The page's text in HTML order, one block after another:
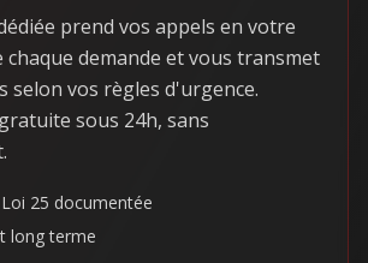
prend vos appels en votre
chaque demande et vous transmet
selon vos règles d'urgence.
sous 24h, sans
25 documentée
long terme